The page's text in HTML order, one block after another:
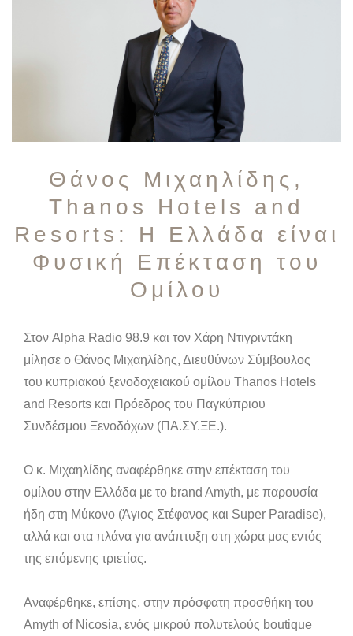
Θάνος Μιχαηλίδης,
Thanos Hotels and
Resorts: Η Ελλάδα είναι
Φυσική Επέκταση του
Ομίλου
Στον Alpha Radio 98.9 και τον Χάρη Ντιγριντάκη
μίλησε ο Θάνος Μιχαηλίδης, Διευθύνων Σύμβουλος
του κυπριακού ξενοδοχειακού ομίλου Thanos Hotels
and Resorts και Πρόεδρος του Παγκύπριου
Συνδέσμου Ξενοδόχων (ΠΑ.ΣΥ.ΞΕ.).
Ο κ. Μιχαηλίδης αναφέρθηκε στην επέκταση του
ομίλου στην Ελλάδα με το brand Amyth, με παρουσία
ήδη στη Μύκονο (Άγιος Στέφανος και Super Paradise),
αλλά και στα πλάνα για ανάπτυξη στη χώρα μας εντός
της επόμενης τριετίας.
Αναφέρθηκε, επίσης, στην πρόσφατη προσθήκη του
Amyth of Nicosia, ενός μικρού πολυτελούς boutique